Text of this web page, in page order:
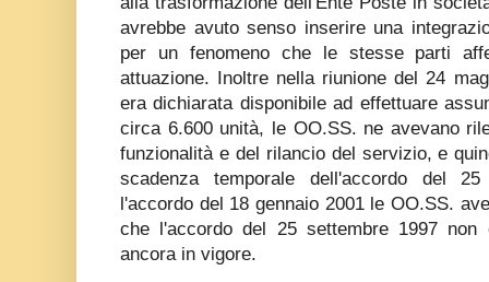
avrebbe avuto senso inserire una
per un fenomeno che le stesse parti
attuazione. Inoltre nella riunione del 24
era dichiarata disponibile ad effettuare
circa 6.600 unità, le OO.SS. ne avevano
funzionalità e del rilancio del servizio, e
scadenza temporale dell'accordo del
l'accordo del 18 gennaio 2001 le OO.SS.
che l'accordo del 25 settembre 1997
ancora in vigore.